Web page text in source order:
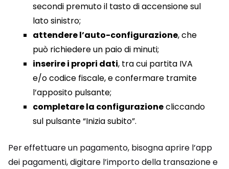
secondi premuto il tasto di accensione sul
lato sinistro;
attendere l’auto-configurazione, che
può richiedere un paio di minuti;
inserire i propri dati, tra cui partita IVA
e/o codice fiscale, e confermare tramite
l’apposito pulsante;
completare la configurazionecliccando
sul pulsante “Inizia subito”.
Per effettuare un pagamento, bisogna aprire l’app
dei pagamenti, digitare l’importo della transazione e